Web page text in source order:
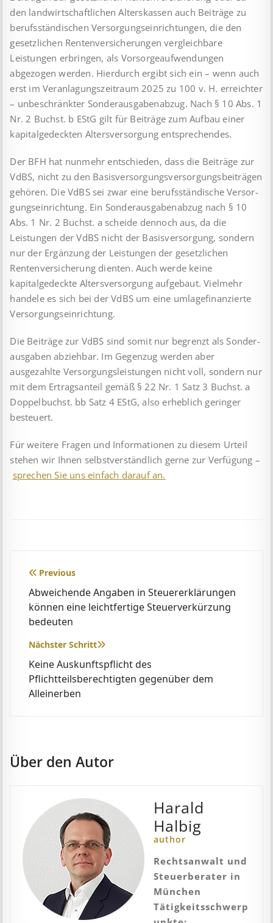
den landwirtschaftlichen Alterskassen auch Beiträge zu
berufs­ständischen Versorgungseinrichtungen, die den
gesetzlichen Rentenversicherungen vergleichbare
Leistungen erbringen, als Vorsorgeaufwendungen
abgezogen werden. Hierdurch ergibt sich ein – wenn auch
erst im Veranlagungszeitraum 2025 zu 100 v. H. erreichter
– unbeschränkter Sonder­aus­gabenabzug. Nach § 10 Abs. 1
Nr. 2 Buchst. b EStG gilt für Beiträge zum Aufbau einer
kapitalgedeckten Alters­ver­sor­gung entsprechendes.
Der BFH hat nunmehr entschieden, dass die Beiträge zur
VdBS, nicht zu den Basisversorgungsversorgungsbeiträgen
gehören. Die VdBS sei zwar eine berufsständische Ver­sor­
gungs­einrichtung. Ein Sonderausgabenabzug nach § 10
Abs. 1 Nr. 2 Buchst. a scheide dennoch aus, da die
Leistungen der VdBS nicht der Basisversorgung, sondern
nur der Ergänzung der Leistungen der gesetzlichen
Rentenversicherung dienten. Auch werde keine
kapitalgedeckte Altersversorgung auf­ge­baut. Vielmehr
handele es sich bei der VdBS um eine um­la­ge­finanzierte
Versorgungseinrichtung.
Die Beiträge zur VdBS sind somit nur begrenzt als Sonder­
ausgaben abziehbar. Im Gegenzug werden aber
ausgezahlte Versorgungsleistungen nicht voll, sondern nur
mit dem Er­trags­anteil gemäß § 22 Nr. 1 Satz 3 Buchst. a
Doppel­buchst. bb Satz 4 EStG, also erheblich geringer
besteuert.
Für weitere Fragen und Informationen zu diesem Urteil
stehen wir Ihnen selbstverständlich gerne zur Verfügung –
sprechen Sie uns einfach darauf an.
Beitragsnavigation
Previous
Ab­weich­en­de An­gab­en in Steu­er­er­klär­ung­en
kön­nen eine leicht­fert­ige Steu­er­ver­kürz­ung
be­deu­ten
Nächster Schritt
Keine Auskunftspflicht des
Pflichtteilsberechtigten gegenüber dem
Alleinerben
Über den Autor
Harald
Halbig
author
Rechtsanwalt und
Steuerberater in
München
Tätigkeitsschwerp